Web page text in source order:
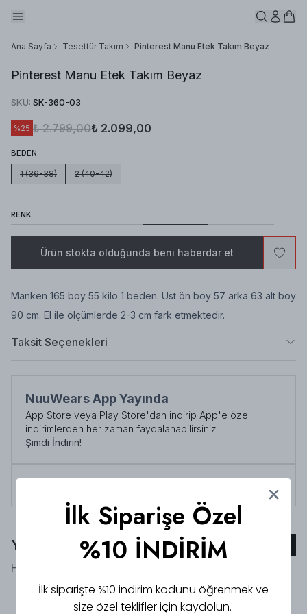
Ana Sayfa Tesettür Takım Pinterest Manu Etek Takım Beyaz
Pinterest Manu Etek Takım Beyaz
SKU: SK-360-03
%25 ₺ 2.799,00₺ 2.099,00
BEDEN
1 (36-38) 2 (40-42)
RENK
Ürün stokta olduğunda beni haberdar et
Manken 165 boy 55 kilo 1 beden. Üst ön boy 57 arka 63 alt boy
90 cm. El ile ölçümlerde 2-3 cm fark etmektedir.
Taksit Seçenekleri
NuuWears App Yayında
App Store veya Play Store'dan indirip App'e özel
indirimlerden her zaman faydalanabilirsiniz
Şimdi İndirin!
Yorumlar
Henüz yorum bulunmamaktadır!
İlk Siparişe Özel
%10 İNDİRİM
İlk siparişte %10 indirim kodunu öğrenmek ve
size özel teklifler için kaydolun.